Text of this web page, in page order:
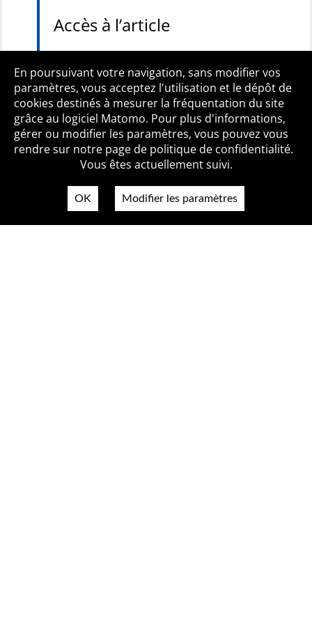
Accès à l’article
Qui sommes-nous ? Mentions légales
Accessibilité
Politique de confidentialité
Contact
En poursuivant votre navigation, sans modifier vos
paramètres, vous acceptez l'utilisation et le dépôt de
cookies destinés à mesurer la fréquentation du site
grâce au logiciel Matomo. Pour plus d'informations,
gérer ou modifier les paramètres, vous pouvez vous
rendre sur notre page de politique de confidentialité.
Vous êtes actuellement suivi.
OK Modifier les paramètres